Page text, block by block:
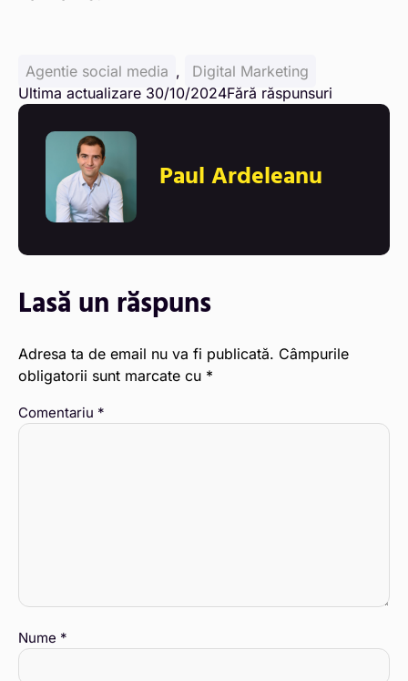
Agentie social media ,
Digital Marketing
Ultima actualizare 30/10/2024Fără răspunsuri
Paul Ardeleanu
Lasă un răspuns
Adresa ta de email nu va fi publicată. Câmpurile
obligatorii sunt marcate cu *
Comentariu *
Nume *